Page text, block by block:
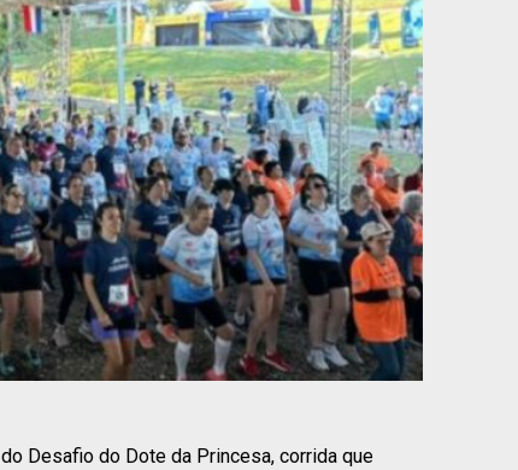
Desafio do Dote da Princesa, corrida que